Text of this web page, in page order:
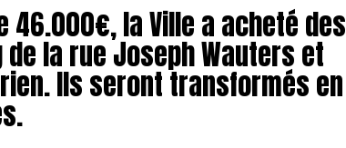
46.000€, la Ville a acheté des
la rue Joseph Wauters et
Ils seront transformés en